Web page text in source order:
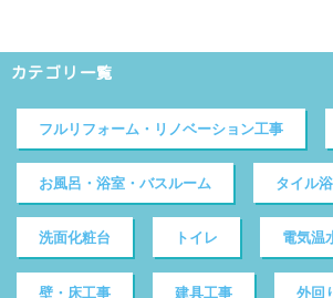
カテゴリ一覧
フルリフォーム・リノベーション工事
お風呂・浴室・バスルーム タイル
洗面化粧台 トイレ 電気温
壁・床工事 建具工事 外回